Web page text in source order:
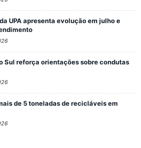
UPA apresenta evolução em julho e
Sul reforça orientações sobre condutas
de 5 toneladas de recicláveis em